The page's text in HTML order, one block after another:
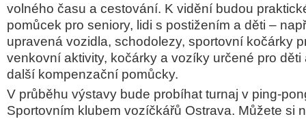
volného času a cestování. K vidění budou
pomůcek pro seniory, lidi s postižením a děti –
upravená vozidla, schodolezy, sportovní kočárky
venkovní aktivity, kočárky a vozíky určené pro
další kompenzační pomůcky.
V průběhu výstavy bude probíhat turnaj v ping-
Sportovním klubem vozíčkářů Ostrava. Můžete si